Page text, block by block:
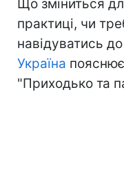
Що зміниться
практиці, чи
навідуватись
Україна
"Приходько та